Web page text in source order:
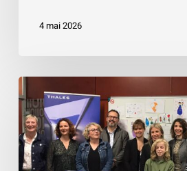
4 mai 2026
«
Robot4Kids
»
–